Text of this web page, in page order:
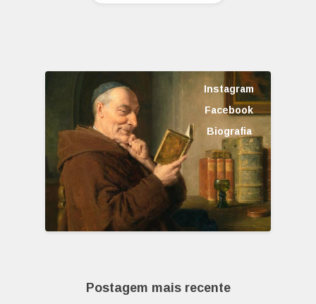
Instagram
Facebook
Biografia
Postagem mais recente